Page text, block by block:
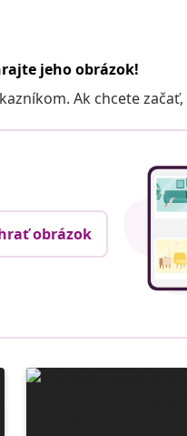
jeho obrázok!
Ak chcete
obrázok